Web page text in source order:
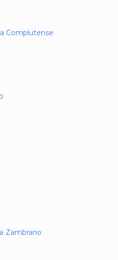
Complutense
Zambrano